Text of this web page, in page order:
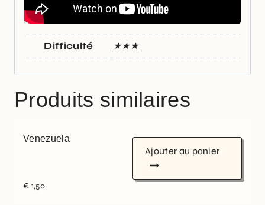
Difficulté ★★★
Produits similaires
Venezuela
€ 1,50
Ajouter au panier